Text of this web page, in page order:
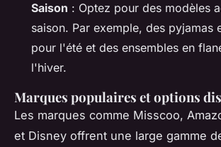
Saison : Optez pour des modèles
saison. Par exemple, des pyjamas
pour l'été et des ensembles en
l'hiver.
Marques populaires et options
Les marques comme Misscoo,
et Disney offrent une large gamme